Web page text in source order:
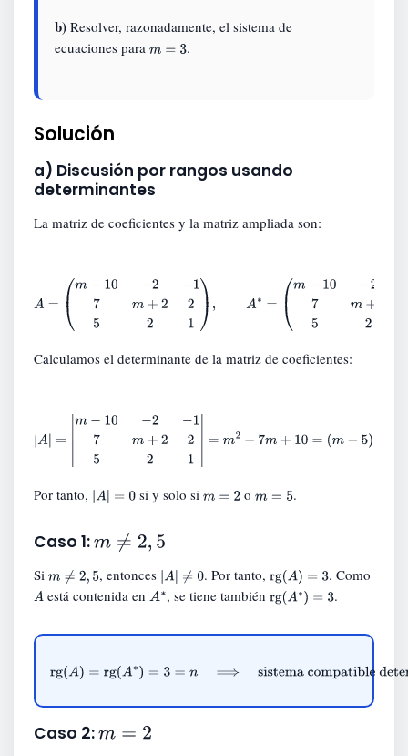
b) Resolver, razonadamente, el sistema de
ecuaciones para m=3 .
Solución
a) Discusión por rangos usando
determinantes
La matriz de coeficientes y la matriz ampliada son:
A m−10 2−17m ∗=
−10−2− 17 m + +1 21 1
Calculamos el determinante de la matriz de coeficientes:
|m −10−2 7m+ 521
Por tanto, A| 0 si y solo si m=2 om=5 .
Caso 1:m≠2, 5
Si m≠2, 5 , entonces A| 0 . Por tanto, rg(A)= 3
. Como
A está contenida enA , se tiene también rg(A∗)=3 .
rg( A)=rg(A∗) = 3= n⟹
sistema compatible
Caso 2:m=2